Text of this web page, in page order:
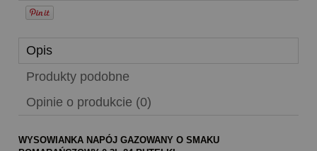
Opis
Produkty podobne
Opinie o produkcie (0)
WYSOWIANKA NAPÓJ GAZOWANY O SMAKU